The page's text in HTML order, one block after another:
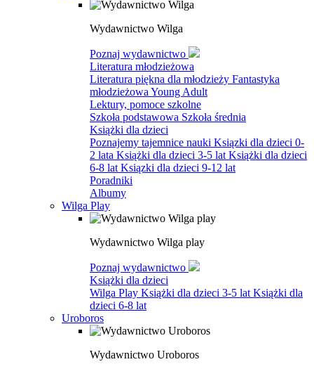
Wydawnictwo Wilga
Poznaj wydawnictwo
Literatura młodzieżowa
Literatura piękna dla młodzieży Fantastyka
młodzieżowa Young Adult
Lektury, pomoce szkolne
Szkoła podstawowa Szkoła średnia
Książki dla dzieci
Poznajemy tajemnice nauki Ksiązki dla dzieci 0-
2 lata Książki dla dzieci 3-5 lat Książki dla dzieci
6-8 lat Ksiązki dla dzieci 9-12 lat
Poradniki
Albumy
Wilga Play
Wydawnictwo Wilga play
Poznaj wydawnictwo
Książki dla dzieci
Wilga Play Książki dla dzieci 3-5 lat Książki dla
dzieci 6-8 lat
Uroboros
Wydawnictwo Uroboros